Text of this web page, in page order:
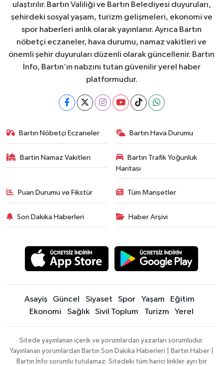
ulaştırılır. Bartın Valiliği ve Bartın Belediyesi duyuruları,
şehirdeki sosyal yaşam, turizm gelişmeleri, ekonomi ve
spor haberleri anlık olarak yayınlanır. Ayrıca Bartın
nöbetçi eczaneler, hava durumu, namaz vakitleri ve
önemli şehir duyuruları düzenli olarak güncellenir. Bartın
İnfo, Bartın’ın nabzını tutan güvenilir yerel haber
platformudur.
Bartın Nöbetçi Eczaneler Bartın Hava Durumu
Bartin Namaz Vakitleri
Bartın Trafik Yoğunluk
Haritası
Puan Durumu ve Fikstür Tüm Manşetler
Son Dakika Haberleri Haber Arşivi
Asayiş Güncel Siyaset Spor Yaşam
Eğitim
Ekonomi
Sağlık Sivil Toplum Turizm Yerel
Sitede yayınlanan içerik ve yorumlardan yazarları sorumludur.
Yayınlanan yorumlardan Bartın Son Dakika Haberleri | Bartın Haber |
Bartın İnfo sorumlu tutulamaz. Sitedeki tüm harici linkler ayrı bir